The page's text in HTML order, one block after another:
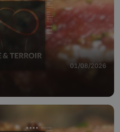
01/08/2026